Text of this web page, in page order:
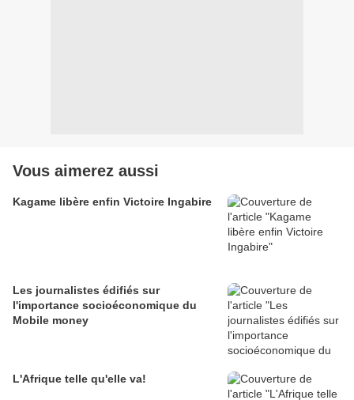
Vous aimerez aussi
Kagame libère enfin Victoire Ingabire
Les journalistes édifiés sur
l'importance socioéconomique du
Mobile money
L'Afrique telle qu'elle va!